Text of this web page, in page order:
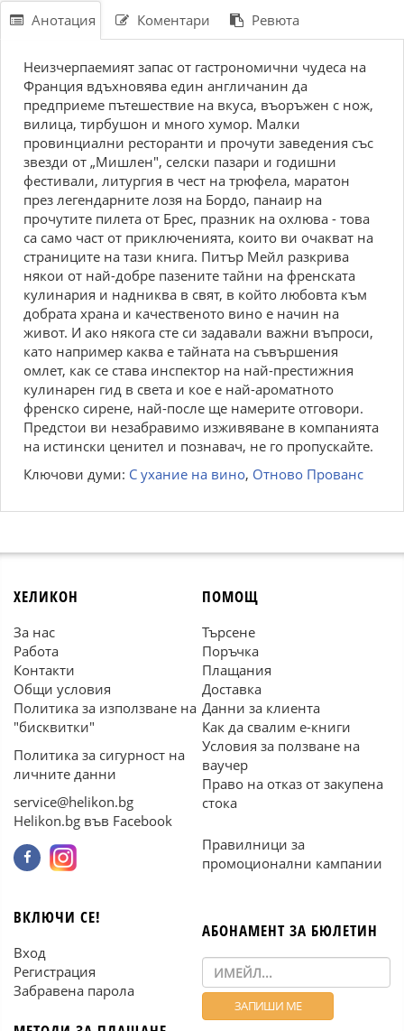
Анотация Коментари Ревюта
Неизчерпаемият запас от гастрономични чудеса на
Франция вдъхновява един англичанин да
предприеме пътешествие на вкуса, въоръжен с нож,
вилица, тирбушон и много хумор. Малки
провинциални ресторанти и прочути заведения със
звезди от „Мишлен", селски пазари и годишни
фестивали, литургия в чест на трюфела, маратон
през легендарните лозя на Бордо, панаир на
прочутите пилета от Брес, празник на охлюва - това
са само част от приключенията, които ви очакват на
страниците на тази книга. Питър Мейл разкрива
някои от най-добре пазените тайни на френската
кулинария и надниква в свят, в който любовта към
добрата храна и качественото вино е начин на
живот. И ако някога сте си задавали важни въпроси,
като например каква е тайната на съвършения
омлет, как се става инспектор на най-престижния
кулинарен гид в света и кое е най-ароматното
френско сирене, най-после ще намерите отговори.
Предстои ви незабравимо изживяване в компанията
на истински ценител и познавач, не го пропускайте.
Ключови думи: С ухание на вино, Отново Прованс
ХЕЛИКОН
За нас
Работа
Контакти
Общи условия
Политика за използване на
"бисквитки"
Политика за сигурност на
личните данни
service@helikon.bg
Helikon.bg във Facebook
ПОМОЩ
Търсене
Поръчка
Плащания
Доставка
Данни за клиента
Как да свалим е-книги
Условия за ползване на
ваучер
Право на отказ от закупена
стока
Правилници за
промоционални кампании
ВКЛЮЧИ СЕ!
Вход
Регистрация
Забравена парола
АБОНАМЕНТ ЗА БЮЛЕТИН